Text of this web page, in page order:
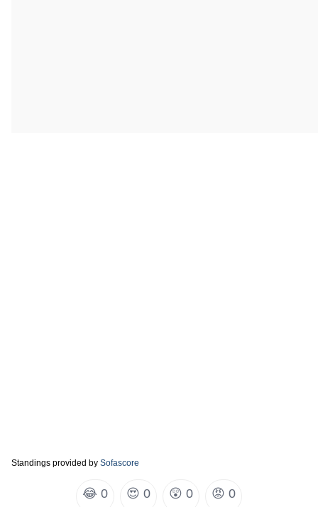
Standings provided by Sofascore
😂 0 😍 0 😲 0 😡 0